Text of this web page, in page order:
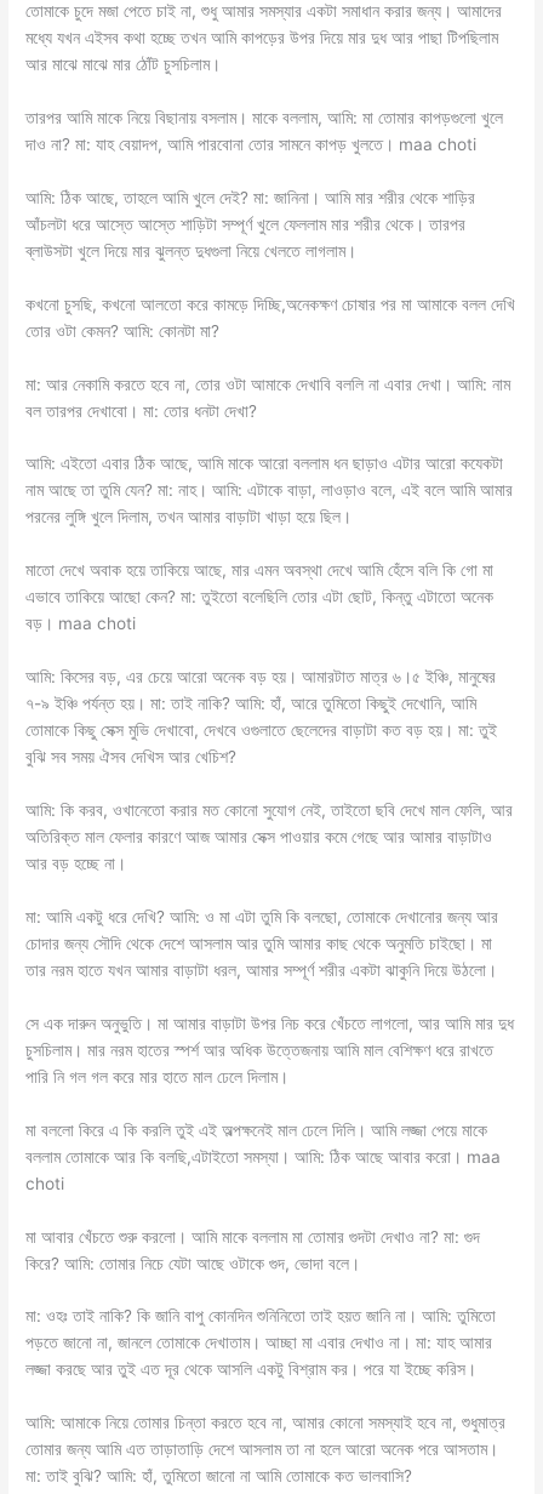
তোমাকে চুদে মজা পেতে চাই না, শুধু আমার সমস্যার একটা সমাধান করার জন্য। আমাদের
মধ্যে যখন এইসব কথা হচ্ছে তখন আমি কাপড়ের উপর দিয়ে মার দুধ আর পাছা টিপছিলাম
আর মাঝে মাঝে মার ঠোঁট চুসচিলাম।
তারপর আমি মাকে নিয়ে বিছানায় বসলাম। মাকে বললাম, আমি: মা তোমার কাপড়গুলো খুলে
দাও না? মা: যাহ বেয়াদপ, আমি পারবোনা তোর সামনে কাপড় খুলতে। maa choti
আমি: ঠিক আছে, তাহলে আমি খুলে দেই? মা: জানিনা। আমি মার শরীর থেকে শাড়ির
আঁচলটা ধরে আস্তে আস্তে শাড়িটা সম্পূর্ণ খুলে ফেললাম মার শরীর থেকে। তারপর
ব্লাউসটা খুলে দিয়ে মার ঝুলন্ত দুধগুলা নিয়ে খেলতে লাগলাম।
কখনো চুসছি, কখনো আলতো করে কামড়ে দিচ্ছি,অনেকক্ষণ চোষার পর মা আমাকে বলল দেখি
তোর ওটা কেমন? আমি: কোনটা মা?
মা: আর নেকামি করতে হবে না, তোর ওটা আমাকে দেখাবি বললি না এবার দেখা। আমি: নাম
বল তারপর দেখাবো। মা: তোর ধনটা দেখা?
আমি: এইতো এবার ঠিক আছে, আমি মাকে আরো বললাম ধন ছাড়াও এটার আরো কযেকটা
নাম আছে তা তুমি যেন? মা: নাহ। আমি: এটাকে বাড়া, লাওড়াও বলে, এই বলে আমি আমার
পরনের লুঙ্গি খুলে দিলাম, তখন আমার বাড়াটা খাড়া হয়ে ছিল।
মাতো দেখে অবাক হয়ে তাকিয়ে আছে, মার এমন অবস্থা দেখে আমি হেঁসে বলি কি গো মা
এভাবে তাকিয়ে আছো কেন? মা: তুইতো বলেছিলি তোর এটা ছোট, কিন্তু এটাতো অনেক
বড়। maa choti
আমি: কিসের বড়, এর চেয়ে আরো অনেক বড় হয়। আমারটাত মাত্র ৬।৫ ইঞ্চি, মানুষের
৭-৯ ইঞ্চি পর্যন্ত হয়। মা: তাই নাকি? আমি: হাঁ, আরে তুমিতো কিছুই দেখোনি, আমি
তোমাকে কিছু সেক্স মুভি দেখাবো, দেখবে ওগুলাতে ছেলেদের বাড়াটা কত বড় হয়। মা: তুই
বুঝি সব সময় ঐসব দেখিস আর খেচিশ?
আমি: কি করব, ওখানেতো করার মত কোনো সুযোগ নেই, তাইতো ছবি দেখে মাল ফেলি, আর
অতিরিক্ত মাল ফেলার কারণে আজ আমার সেক্স পাওয়ার কমে গেছে আর আমার বাড়াটাও
আর বড় হচ্ছে না।
মা: আমি একটু ধরে দেখি? আমি: ও মা এটা তুমি কি বলছো, তোমাকে দেখানোর জন্য আর
চোদার জন্য সৌদি থেকে দেশে আসলাম আর তুমি আমার কাছ থেকে অনুমতি চাইছো। মা
তার নরম হাতে যখন আমার বাড়াটা ধরল, আমার সম্পূর্ণ শরীর একটা ঝাকুনি দিয়ে উঠলো।
সে এক দারুন অনুভুতি। মা আমার বাড়াটা উপর নিচ করে খেঁচতে লাগলো, আর আমি মার দুধ
চুসচিলাম। মার নরম হাতের স্পর্শ আর অধিক উত্তেজনায় আমি মাল বেশিক্ষণ ধরে রাখতে
পারি নি গল গল করে মার হাতে মাল ঢেলে দিলাম।
মা বললো কিরে এ কি করলি তুই এই অল্পক্ষনেই মাল ঢেলে দিলি। আমি লজ্জা পেয়ে মাকে
বললাম তোমাকে আর কি বলছি,এটাইতো সমস্যা। আমি: ঠিক আছে আবার করো। maa
choti
মা আবার খেঁচতে শুরু করলো। আমি মাকে বললাম মা তোমার গুদটা দেখাও না? মা: গুদ
কিরে? আমি: তোমার নিচে যেটা আছে ওটাকে গুদ, ভোদা বলে।
মা: ওহঃ তাই নাকি? কি জানি বাপু কোনদিন শুনিনিতো তাই হয়ত জানি না। আমি: তুমিতো
পড়তে জানো না, জানলে তোমাকে দেখাতাম। আচ্ছা মা এবার দেখাও না। মা: যাহ আমার
লজ্জা করছে আর তুই এত দূর থেকে আসলি একটু বিশ্রাম কর। পরে যা ইচ্ছে করিস।
আমি: আমাকে নিয়ে তোমার চিন্তা করতে হবে না, আমার কোনো সমস্যাই হবে না, শুধুমাত্র
তোমার জন্য আমি এত তাড়াতাড়ি দেশে আসলাম তা না হলে আরো অনেক পরে আসতাম।
মা: তাই বুঝি? আমি: হাঁ, তুমিতো জানো না আমি তোমাকে কত ভালবাসি?